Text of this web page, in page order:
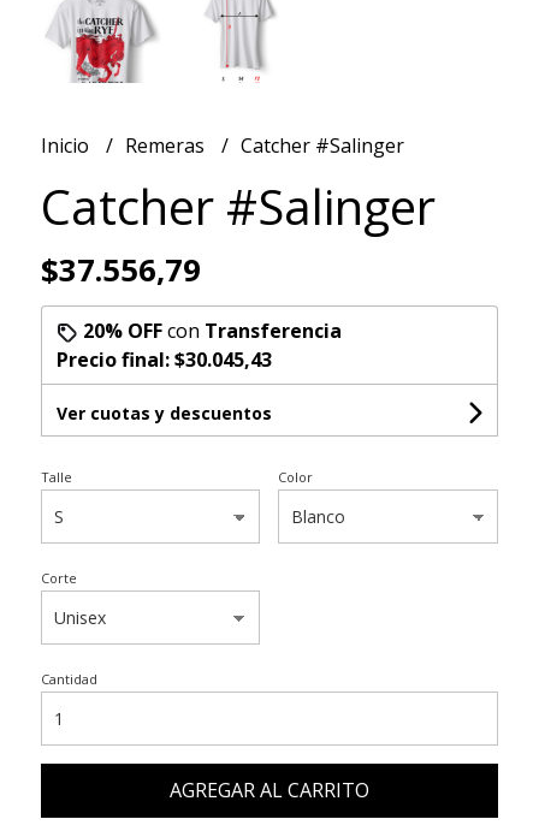
Inicio Remeras Catcher #Salinger
Catcher #Salinger
$37.556,79
20% OFFcon Transferencia
Precio final:$30.045,43
Ver cuotas y descuentos
Talle Color
Corte
Cantidad
AGREGAR AL CARRITO